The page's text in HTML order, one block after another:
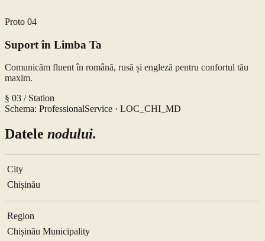
Proto 04
Suport în Limba Ta
Comunicăm fluent în română, rusă și engleză pentru confortul tău
maxim.
§ 03 / Station
Schema: ProfessionalService · LOC_CHI_MD
Datele nodului.
City
Chișinău
Region
Chișinău Municipality